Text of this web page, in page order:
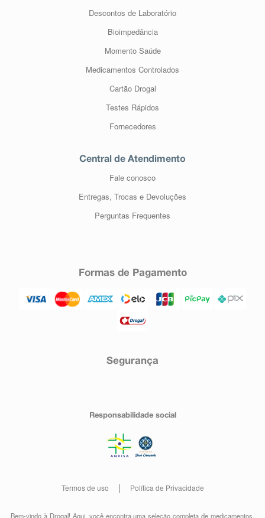
Descontos de Laboratório
Bioimpedância
Momento Saúde
Medicamentos Controlados
Cartão Drogal
Testes Rápidos
Fornecedores
Central de Atendimento
Fale conosco
Entregas, Trocas e Devoluções
Perguntas Frequentes
Formas de Pagamento
Segurança
Responsabilidade social
Termos de uso Política de Privacidade
Bem-vindo à Drogal! Aqui, você encontra uma seleção completa demedicamentos